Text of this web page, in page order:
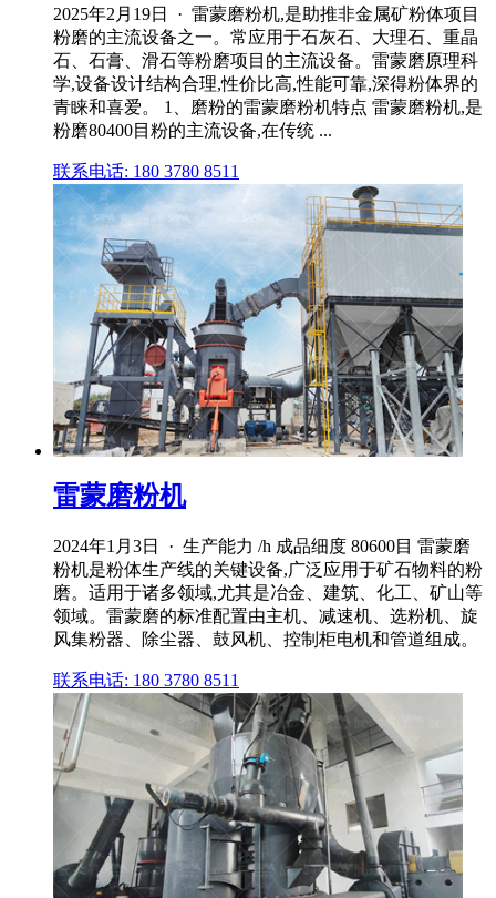
2025年2月19日 · 雷蒙磨粉机,是助推非金属矿粉体项目
粉磨的主流设备之一。常应用于石灰石、大理石、重晶
石、石膏、滑石等粉磨项目的主流设备。雷蒙磨原理科
学,设备设计结构合理,性价比高,性能可靠,深得粉体界的
青睐和喜爱。 1、磨粉的雷蒙磨粉机特点 雷蒙磨粉机,是
粉磨80400目粉的主流设备,在传统 ...
联系电话: 180 3780 8511
雷蒙磨粉机
2024年1月3日 · 生产能力 /h 成品细度 80600目 雷蒙磨
粉机是粉体生产线的关键设备,广泛应用于矿石物料的粉
磨。适用于诸多领域,尤其是冶金、建筑、化工、矿山等
领域。雷蒙磨的标准配置由主机、减速机、选粉机、旋
风集粉器、除尘器、鼓风机、控制柜电机和管道组成。
联系电话: 180 3780 8511